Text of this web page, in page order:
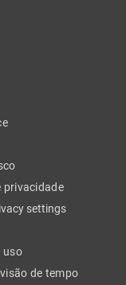
privacidade
settings
uso
de tempo